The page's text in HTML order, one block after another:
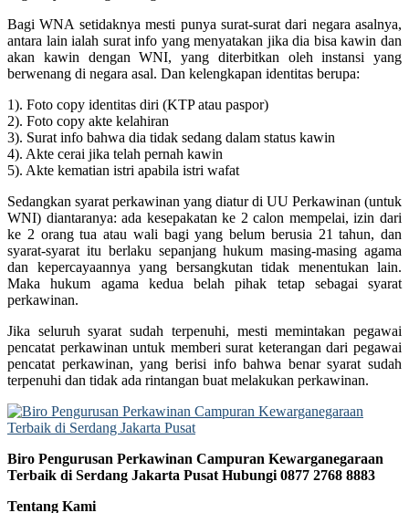
Bagi WNA setidaknya mesti punya surat-surat dari negara asalnya,
antara lain ialah surat info yang menyatakan jika dia bisa kawin dan
akan kawin dengan WNI, yang diterbitkan oleh instansi yang
berwenang di negara asal. Dan kelengkapan identitas berupa:
1). Foto copy identitas diri (KTP atau paspor)
2). Foto copy akte kelahiran
3). Surat info bahwa dia tidak sedang dalam status kawin
4). Akte cerai jika telah pernah kawin
5). Akte kematian istri apabila istri wafat
Sedangkan syarat perkawinan yang diatur di UU Perkawinan (untuk
WNI) diantaranya: ada kesepakatan ke 2 calon mempelai, izin dari
ke 2 orang tua atau wali bagi yang belum berusia 21 tahun, dan
syarat-syarat itu berlaku sepanjang hukum masing-masing agama
dan kepercayaannya yang bersangkutan tidak menentukan lain.
Maka hukum agama kedua belah pihak tetap sebagai syarat
perkawinan.
Jika seluruh syarat sudah terpenuhi, mesti memintakan pegawai
pencatat perkawinan untuk memberi surat keterangan dari pegawai
pencatat perkawinan, yang berisi info bahwa benar syarat sudah
terpenuhi dan tidak ada rintangan buat melakukan perkawinan.
Biro Pengurusan Perkawinan Campuran Kewarganegaraan
Terbaik di Serdang Jakarta Pusat Hubungi 0877 2768 8883
Tentang Kami